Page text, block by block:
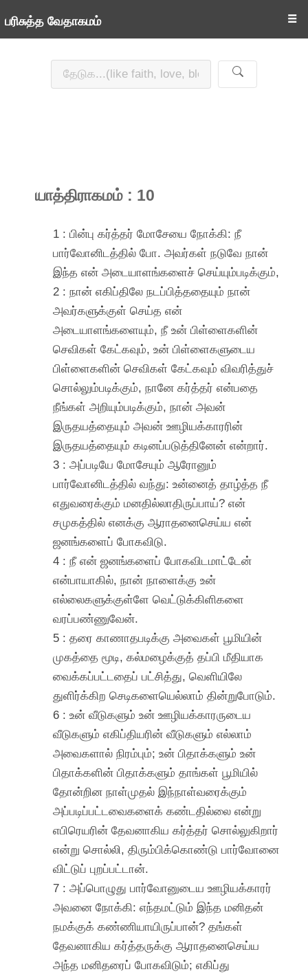
பரிசுத்த வேதாகமம் ☰
யாத்திராகமம் : 10
1 : பின்பு கர்த்தர் மோசேயை நோக்கி: நீ
பார்வோனிடத்தில் போ. அவர்கள் நடுவே நான்
இந்த என் அடையாளங்களைச் செய்யும்படிக்கும்,
2 : நான் எகிப்திலே நடப்பித்ததையும் நான்
அவர்களுக்குள் செய்த என்
அடையாளங்களையும், நீ உன் பிள்ளைகளின்
செவிகள் கேட்கவும், உன் பிள்ளைகளுடைய
பிள்ளைகளின் செவிகள் கேட்கவும் விவரித்துச்
சொல்லும்படிக்கும், நானே கர்த்தர் என்பதை
நீங்கள் அறியும்படிக்கும், நான் அவன்
இருதயத்தையும் அவன் ஊழியக்காரரின்
இருதயத்தையும் கடினப்படுத்தினேன் என்றார்.
3 : அப்படியே மோசேயும் ஆரோனும்
பார்வோனிடத்தில் வந்து: உன்னைத் தாழ்த்த நீ
எதுவரைக்கும் மனதில்லாதிருப்பாய்? என்
சமுகத்தில் எனக்கு ஆராதனைசெய்ய என்
ஜனங்களைப் போகவிடு.
4 : நீ என் ஜனங்களைப் போகவிடமாட்டேன்
என்பாயாகில், நான் நாளைக்கு உன்
எல்லைகளுக்குள்ளே வெட்டுக்கிளிகளை
வரப்பண்ணுவேன்.
5 : தரை காணாதபடிக்கு அவைகள் பூமியின்
முகத்தை மூடி, கல்மழைக்குத் தப்பி மீதியாக
வைக்கப்பட்டதைப் பட்சித்து, வெளியிலே
துளிர்க்கிற செடிகளையெல்லாம் தின்றுபோடும்.
6 : உன் வீடுகளும் உன் ஊழியக்காரருடைய
வீடுகளும் எகிப்தியரின் வீடுகளும் எல்லாம்
அவைகளால் நிரம்பும்; உன் பிதாக்களும் உன்
பிதாக்களின் பிதாக்களும் தாங்கள் பூமியில்
தோன்றின நாள்முதல் இந்நாள்வரைக்கும்
அப்படிப்பட்டவைகளைக் கண்டதில்லை என்று
எபிரெயரின் தேவனாகிய கர்த்தர் சொல்லுகிறார்
என்று சொல்லி, திரும்பிக்கொண்டு பார்வோனை
விட்டுப் புறப்பட்டான்.
7 : அப்பொழுது பார்வோனுடைய ஊழியக்காரர்
அவனை நோக்கி: எந்தமட்டும் இந்த மனிதன்
நமக்குக் கண்ணியாயிருப்பான்? தங்கள்
தேவனாகிய கர்த்தருக்கு ஆராதனைசெய்ய
அந்த மனிதரைப் போகவிடும்; எகிப்து